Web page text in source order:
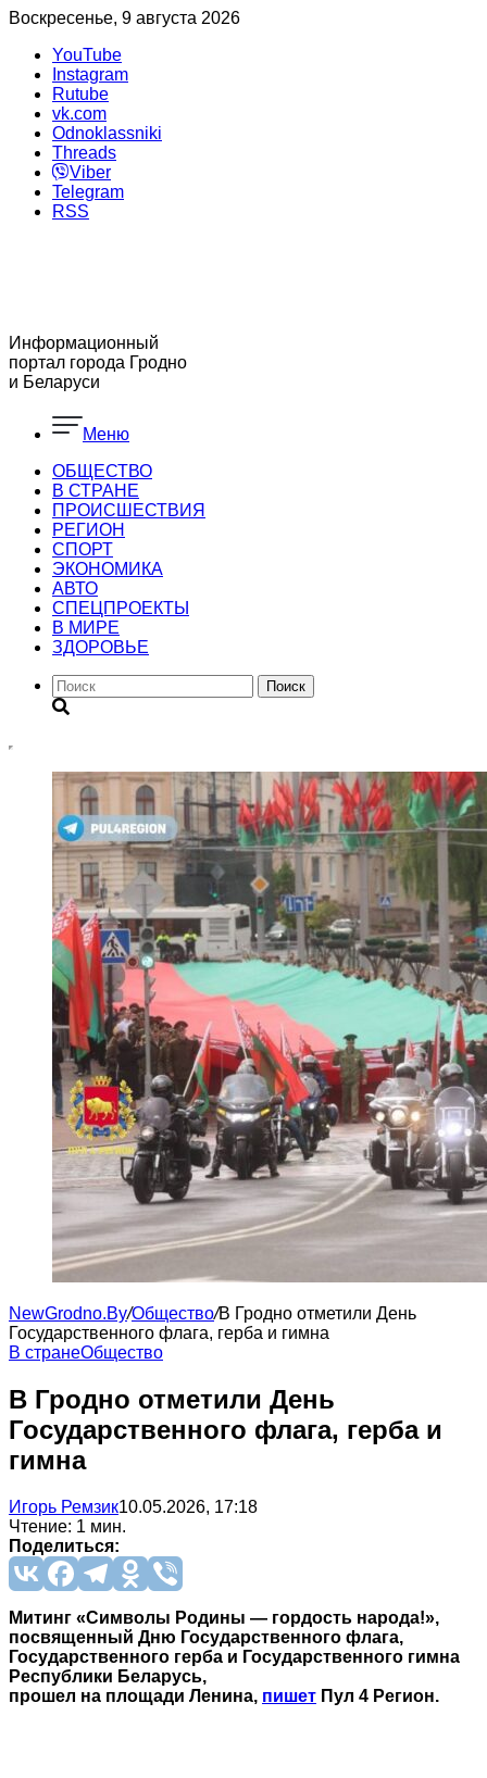
Воскресенье, 9 августа 2026
YouTube
Instagram
Rutube
vk.com
Odnoklassniki
Threads
Viber
Telegram
RSS
Информационный
портал города Гродно
и Беларуси
Меню
ОБЩЕСТВО
В СТРАНЕ
ПРОИСШЕСТВИЯ
РЕГИОН
CПОРТ
ЭКОНОМИКА
АВТО
СПЕЦПРОЕКТЫ
В МИРЕ
ЗДОРОВЬЕ
Поиск
NewGrodno.By/Общество/В Гродно отметили День
Государственного флага, герба и гимна
В странеОбщество
В Гродно отметили День
Государственного флага, герба и
гимна
Игорь Ремзик10.05.2026, 17:18
Чтение: 1 мин.
Поделиться:
Митинг «Символы Родины — гордость народа!»,
посвященный Дню Государственного флага,
Государственного герба и Государственного гимна
Республики Беларусь,
прошел на площади Ленина, пишет Пул 4 Регион.